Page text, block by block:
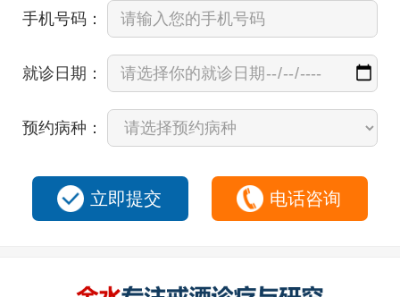
手机号码：
就诊日期：
预约病种：
立即提交 电话咨询